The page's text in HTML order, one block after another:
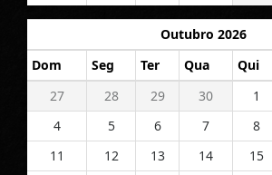
Outubro 2026
Dom
Seg Ter Qua Qui
27
28 29 30 1
4
5 6 7 8
11
12 13 14 15